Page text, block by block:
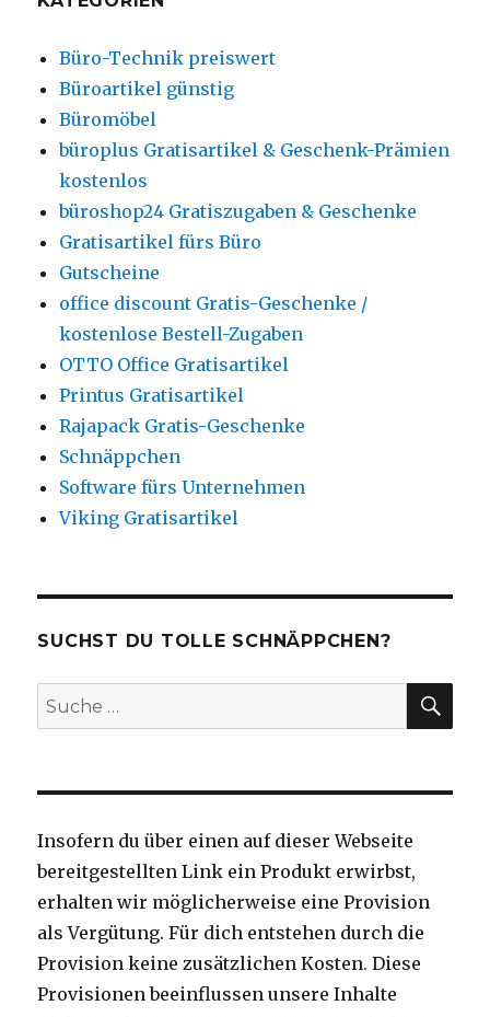
Büro-Technik preiswert
Büroartikel günstig
Büromöbel
büroplus Gratisartikel & Geschenk-Prämien
kostenlos
büroshop24 Gratiszugaben & Geschenke
Gratisartikel fürs Büro
Gutscheine
office discount Gratis-Geschenke /
kostenlose Bestell-Zugaben
OTTO Office Gratisartikel
Printus Gratisartikel
Rajapack Gratis-Geschenke
Schnäppchen
Software fürs Unternehmen
Viking Gratisartikel
SUCHST DU TOLLE SCHNÄPPCHEN?
Suche
nach:
Insofern du über einen auf dieser Webseite
bereitgestellten Link ein Produkt erwirbst,
erhalten wir möglicherweise eine Provision
als Vergütung. Für dich entstehen durch die
Provision keine zusätzlichen Kosten. Diese
Provisionen beeinflussen unsere Inhalte